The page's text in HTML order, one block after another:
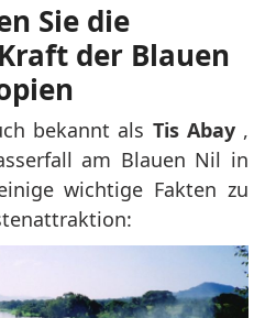
Sie die
der Blauen
bekannt als Tis Abay ,
am Blauen Nil in
wichtige Fakten zu